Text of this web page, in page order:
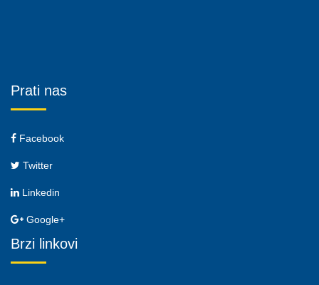
Prati nas
Facebook
Twitter
Linkedin
Google+
Brzi linkovi